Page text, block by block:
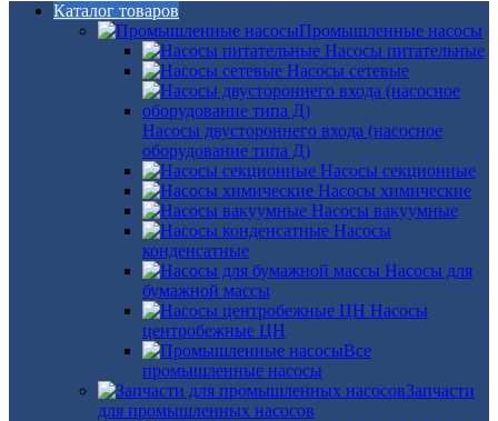
Каталог товаров
Промышленные насосы
Насосы питательные
Насосы сетевые
Насосы двустороннего входа (насосное
оборудование типа Д)
Насосы секционные
Насосы химические
Насосы вакуумные
Насосы
конденсатные
Насосы для
бумажной массы
Насосы
центробежные ЦН
Все
промышленные насосы
Запчасти
для промышленных насосов